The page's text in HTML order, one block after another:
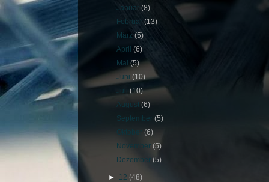
Januar(8)
Februar(13)
März(5)
April(6)
Mai(5)
Juni(10)
Juli(10)
August(6)
September(5)
Oktober(6)
November(5)
Dezember(5)
► 12 (48)